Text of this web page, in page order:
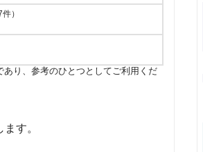
）
り、参考のひとつとしてご利用くだ
す。